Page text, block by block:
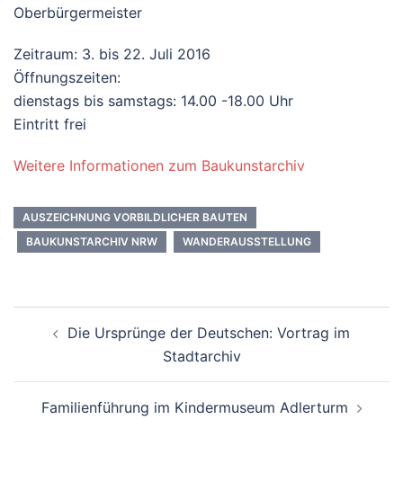
Oberbürgermeister
Zeitraum: 3. bis 22. Juli 2016
Öffnungszeiten:
dienstags bis samstags: 14.00 -18.00 Uhr
Eintritt frei
Weitere Informationen zum Baukunstarchiv
AUSZEICHNUNG VORBILDLICHER BAUTEN
BAUKUNSTARCHIV NRW
WANDERAUSSTELLUNG
Navigation
Die Ursprünge der Deutschen: Vortrag im
Stadtarchiv
Familienführung im Kindermuseum Adlerturm